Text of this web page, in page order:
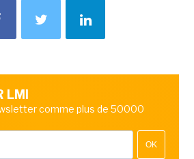
LMI
comme plus de 50000
OK